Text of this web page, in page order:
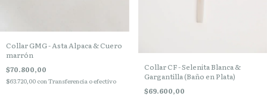
Collar GMG - Asta Alpaca & Cuero
marrón
$70.800,00
$63.720,00 con Transferencia o efectivo
Collar CF - Selenita Blanca &
Gargantilla (Baño en Plata)
$69.600,00